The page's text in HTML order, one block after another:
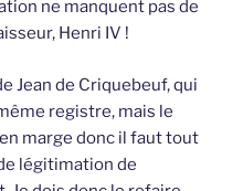
ne manquent pas de
Henri IV !
Jean de Criquebeuf, qui
registre, mais le
marge donc il faut tout
légitimation de